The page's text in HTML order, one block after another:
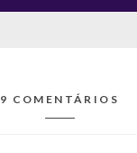
9 COMENTÁRIOS